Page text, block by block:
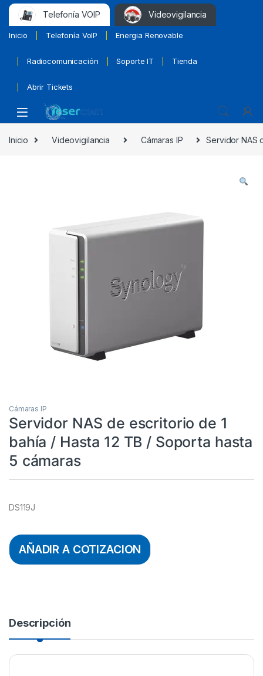
Telefonía VOIP Videovigilancia
Inicio Telefonía VoIP Energia Renovable
Radiocomunicación Soporte IT Tienda
Abrir Tickets
Inicio Videovigilancia Cámaras IP Servidor NAS
Cámaras IP
Servidor NAS de escritorio de 1
bahía / Hasta 12 TB / Soporta hasta
5 cámaras
DS119J
AÑADIR A COTIZACION
Descripción